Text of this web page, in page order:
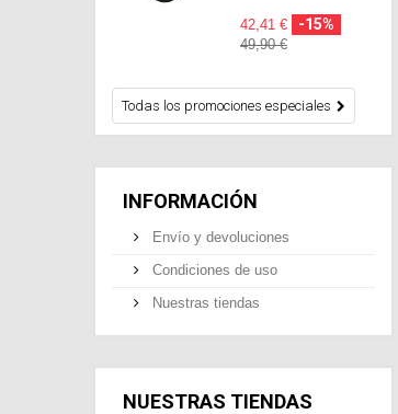
42,41 € -15%
49,90 €
Todas los promociones especiales
INFORMACIÓN
Envío y devoluciones
Condiciones de uso
Nuestras tiendas
NUESTRAS TIENDAS